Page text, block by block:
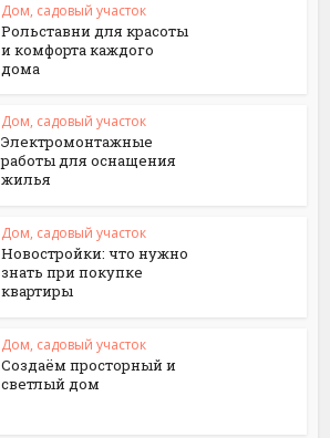
Дом, садовый участок
Рольставни для красоты
и комфорта каждого
дома
Дом, садовый участок
Электромонтажные
работы для оснащения
жилья
Дом, садовый участок
Новостройки: что нужно
знать при покупке
квартиры
Дом, садовый участок
Создаём просторный и
светлый дом